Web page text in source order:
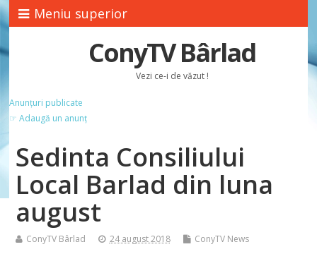
Meniu superior
ConyTV Bârlad
Vezi ce-i de văzut !
Anunțuri publicate
☞ Adaugă un anunț
Sedinta Consiliului
Local Barlad din luna
august
ConyTV Bârlad 24 august 2018 ConyTV News